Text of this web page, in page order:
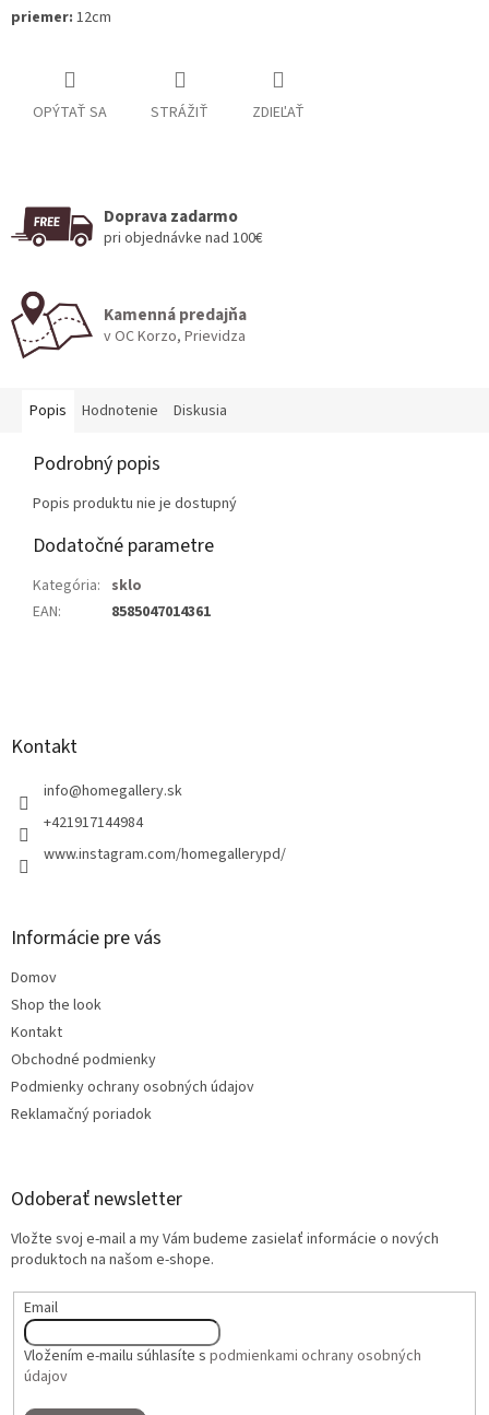
priemer: 12cm
OPÝTAŤ SA STRÁŽIŤ ZDIEĽAŤ
Doprava zadarmo
pri objednávke nad 100€
Kamenná predajňa
v OC Korzo, Prievidza
Popis Hodnotenie Diskusia
Podrobný popis
Popis produktu nie je dostupný
Dodatočné parametre
Kategória: sklo
EAN: 8585047014361
Kontakt
info@homegallery.sk
+421917144984
www.instagram.com/homegallerypd/
Informácie pre vás
Domov
Shop the look
Kontakt
Obchodné podmienky
Podmienky ochrany osobných údajov
Reklamačný poriadok
Odoberať newsletter
Vložte svoj e-mail a my Vám budeme zasielať informácie o nových
produktoch na našom e-shope.
Email
Vložením e-mailu súhlasíte s podmienkami ochrany osobných
údajov